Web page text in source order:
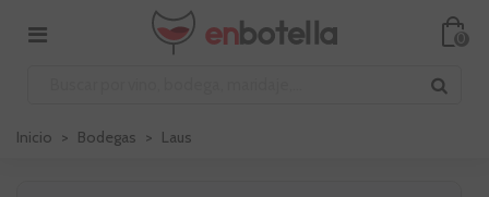
0
Inicio > Bodegas > Laus